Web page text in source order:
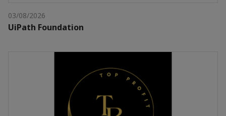
03/08/2026
UiPath Foundation